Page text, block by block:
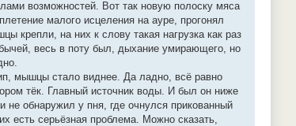
возможностей. Вот так новую полоску мяса
малого исцеления на ауре, прогонял
крепли, на них к слову такая нагрузка как раз
весь в поту был, дыхание умирающего, но
мышцы стало виднее. Да ладно, всё равно
тёк. Главный источник воды. И был он ниже
не обнаружил у пня, где очнулся прикованный
серьёзная проблема. Можно сказать,